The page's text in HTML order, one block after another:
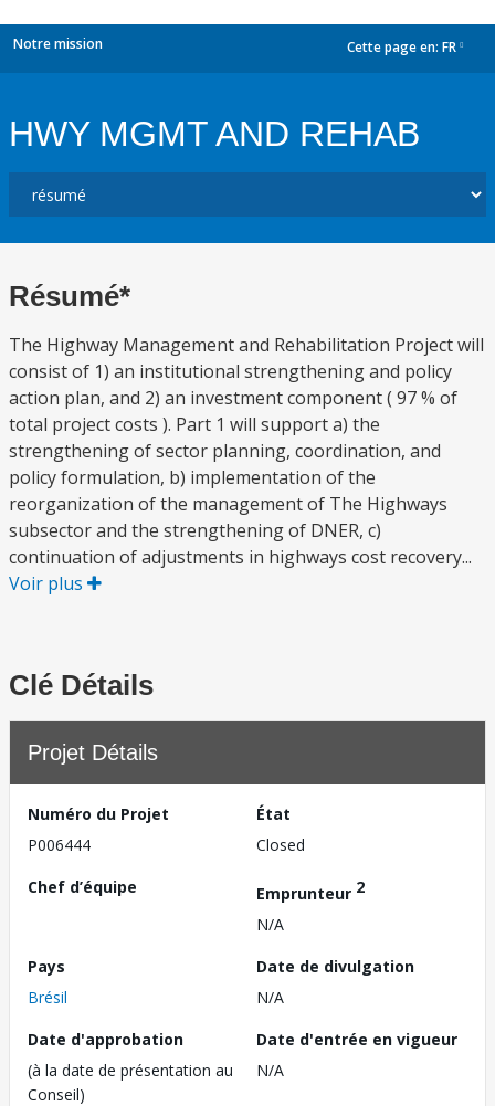
Notre mission Cette page en: FR
HWY MGMT AND REHAB
Résumé*
The Highway Management and Rehabilitation Project will
consist of 1) an institutional strengthening and policy
action plan, and 2) an investment component ( 97 % of
total project costs ). Part 1 will support a) the
strengthening of sector planning, coordination, and
policy formulation, b) implementation of the
reorganization of the management of The Highways
subsector and the strengthening of DNER, c)
continuation of adjustments in highways cost recovery...
Voir plus
Clé Détails
Projet Détails
Numéro du Projet
P006444
État
Closed
Chef d’équipe
Emprunteur 2
N/A
Pays
Brésil
Date de divulgation
N/A
Date d'approbation
(à la date de présentation au
Conseil)
Date d'entrée en vigueur
N/A